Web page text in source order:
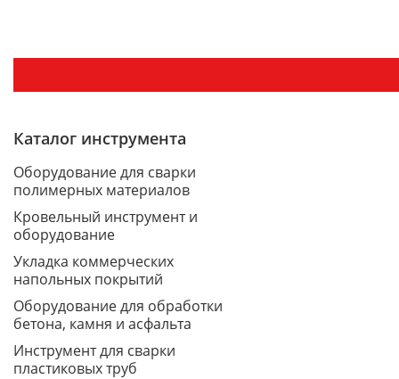
Каталог инструмента
Оборудование для сварки
полимерных материалов
Кровельный инструмент и
оборудование
Укладка коммерческих
напольных покрытий
Оборудование для обработки
бетона, камня и асфальта
Инструмент для сварки
пластиковых труб